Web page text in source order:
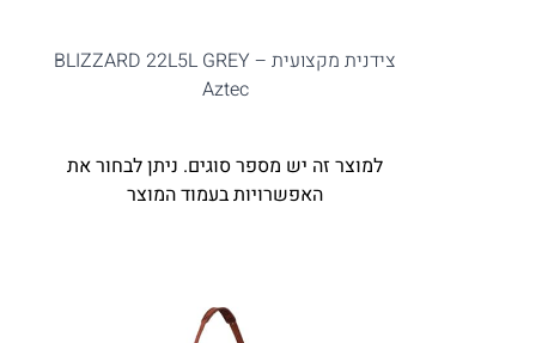
צידנית מקצועית BLIZZARD 22L5L GREY –
Aztec
למוצר זה יש מספר סוגים. ניתן לבחור את
האפשרויות בעמוד המוצר